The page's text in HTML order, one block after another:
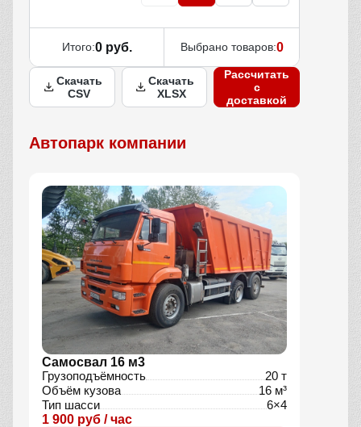
Итого:0 руб. Выбрано товаров:0
Скачать
CSV
Скачать
XLSX
Рассчитать
с
доставкой
Автопарк компании
Самосвал 16 м3
Грузоподъёмность
20 т
Объём кузова
16 м³
Тип шасси
6×4
1 900 руб / час